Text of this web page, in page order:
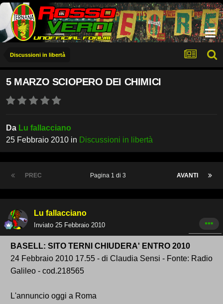
Discussioni in libertà
5 MARZO SCIOPERO DEI CHIMICI
Da Lu fallacciano
25 Febbraio 2010 in Discussioni in libertà
PREC AVANTI
Pagina 1 di 3
Lu fallacciano
Inviato 25 Febbraio 2010
BASELL: SITO TERNI CHIUDERA' ENTRO 2010
24 Febbraio 2010 17.55 - di Claudia Sensi - Fonte: Radio
Galileo - cod.218565
L'annuncio oggi a Roma